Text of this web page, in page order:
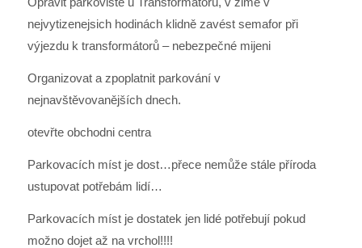
nejvytizenejsich hodinách klidně zavést semafor při
výjezdu k transformátorů – nebezpečné mijeni
Organizovat a zpoplatnit parkování v
nejnavštěvovanějších dnech.
otevřte obchodni centra
Parkovacích míst je dost…přece nemůže stále příroda
ustupovat potřebám lidí…
Parkovacích míst je dostatek jen lidé potřebují pokud
možno dojet až na vrchol!!!!